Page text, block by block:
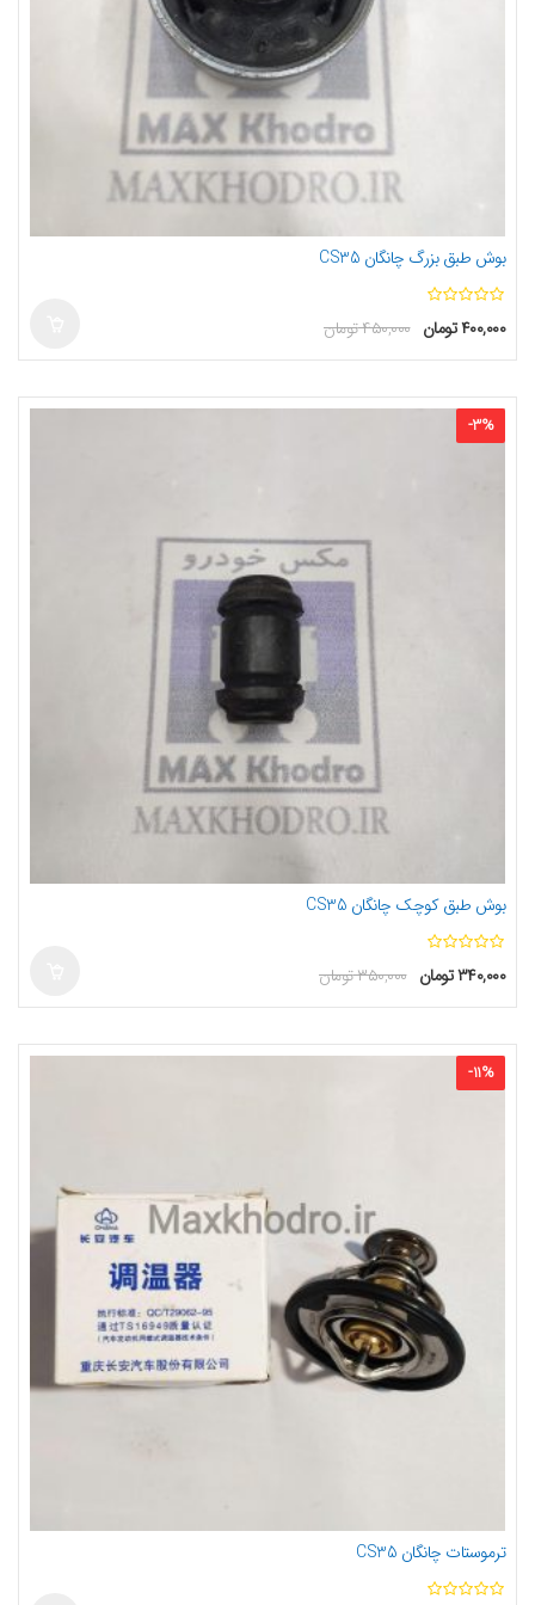
بوش طبق بزرگ چانگان CS35
۴۵۰,۰۰۰تومان ۴۰۰,۰۰۰تومان
-3%
بوش طبق کوچک چانگان CS35
۳۵۰,۰۰۰تومان ۳۴۰,۰۰۰تومان
-11%
ترموستات چانگان CS35